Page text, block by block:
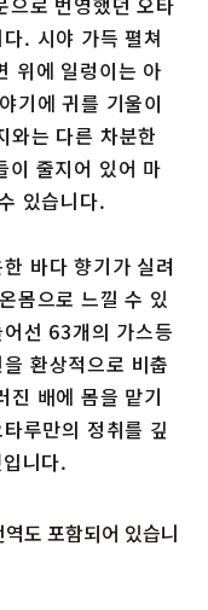
. 시야 가득 펼쳐
위에 일렁이는 아
기에 귀를 기울이
와는 다른 차분한
이 줄지어 있어 마
있습니다.
바다 향기가 실려
몸으로 느낄 수 있
선 63개의 가스등
환상적으로 비춥
진 배에 몸을 맡기
루만의 정취를 깊
니다.
도 포함되어 있습니